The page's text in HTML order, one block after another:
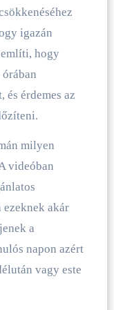
igazán
hogy
és érdemes az
milyen
videóban
akár
a
napon azért
vagy este